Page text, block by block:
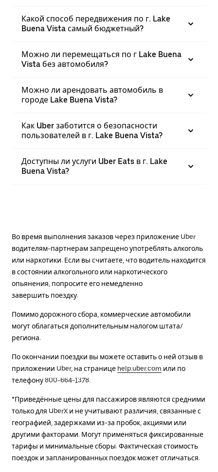
Какой способ передвижения по г. Lake
Buena Vista самый бюджетный?
Можно ли перемещаться по г Lake Buena
Vista без автомобиля?
Можно ли арендовать автомобиль в
городе Lake Buena Vista?
Как Uber заботится о безопасности
пользователей в г. Lake Buena Vista?
Доступны ли услуги Uber Eats в г. Lake
Buena Vista?
Во время выполнения заказов через приложение Uber
водителям-партнерам запрещено употреблять алкоголь
или наркотики. Если вы считаете, что водитель находится
в состоянии алкогольного или наркотического
опьянения, попросите его немедленно
завершить поездку.
Помимо дорожного сбора, коммерческие автомобили
могут облагаться дополнительным налогом штата/
региона.
По окончании поездки вы можете оставить о ней отзыв в
приложении Uber, на странице help.uber.com или по
телефону 800-664-1378.
*Приведённые цены для пассажиров являются средними
только для UberX и не учитывают различия, связанные с
географией, задержками из-за пробок, акциями или
другими факторами. Могут применяться фиксированные
тарифы и минимальные сборы. Фактическая стоимость
поездок и запланированных поездок может отличаться.